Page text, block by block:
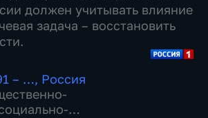
должен учитывать влияние
задача – восстановить
– …, Россия